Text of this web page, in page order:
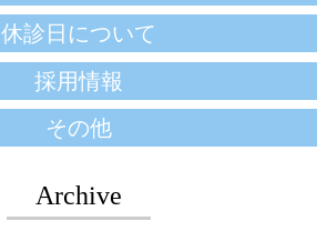
休診日について
採用情報
その他
Archive